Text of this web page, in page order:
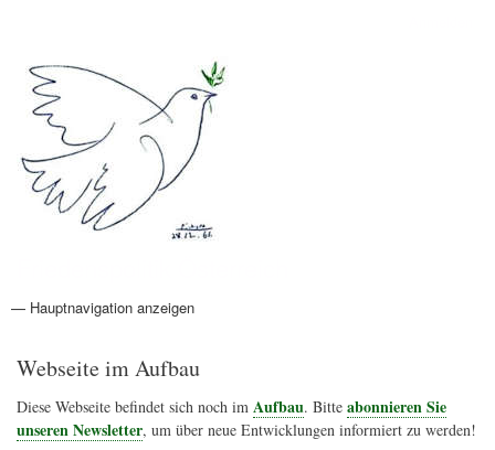
Hauptnavigation
— Hauptnavigation anzeigen
Aktionen
Friedensbewegung
Friedensprojekte
Home
Konflikte
Links
Narichtenlinks
News
Politik
Termine
Texte
Kunst
Friedensexperten
Friedensforschung
Friedensinitiativen
Friedensnachrichten
Webseite im Aufbau
Diese Webseite befindet sich noch im Aufbau. Bitte abonnieren Sie
unseren Newsletter, um über neue Entwicklungen informiert zu werden!